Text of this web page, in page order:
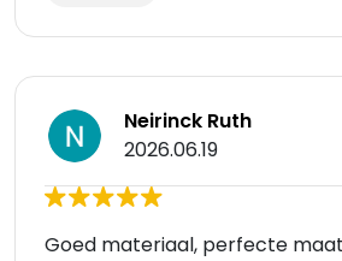
Neirinck Ruth
2026.06.19
Goed materiaal, perfecte